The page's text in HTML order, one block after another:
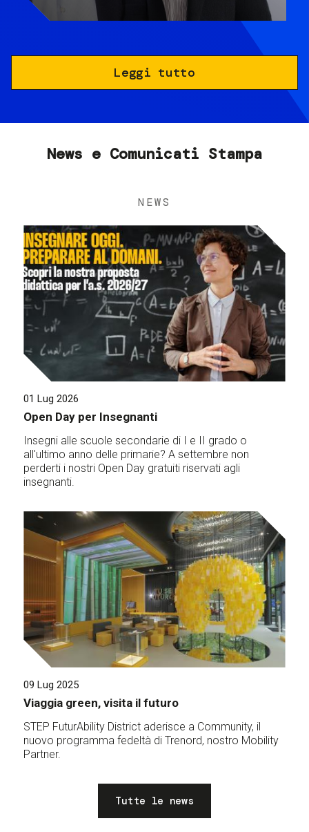
Leggi tutto
News e Comunicati Stampa
NEWS
01 Lug 2026
Open Day per Insegnanti
Insegni alle scuole secondarie di I e II grado o
all'ultimo anno delle primarie? A settembre non
perderti i nostri Open Day gratuiti riservati agli
insegnanti.
09 Lug 2025
Viaggia green, visita il futuro
STEP FuturAbility District aderisce a Community, il
nuovo programma fedeltà di Trenord, nostro Mobility
Partner.
Tutte le news